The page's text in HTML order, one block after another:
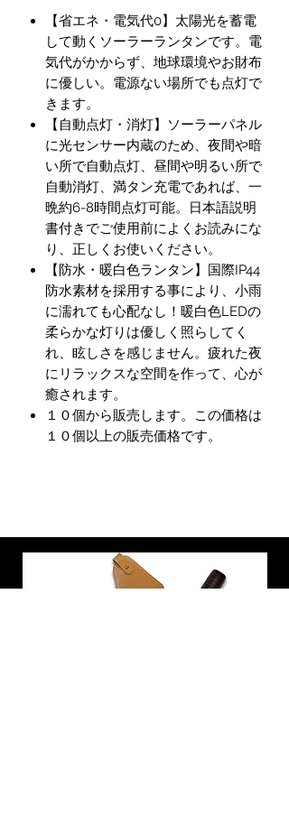
【省エネ・電気代0】太陽光を蓄電
して動くソーラーランタンです。電
気代がかからず、地球環境やお財布
に優しい。電源ない場所でも点灯で
きます。
【自動点灯・消灯】ソーラーパネル
に光センサー内蔵のため、夜間や暗
い所で自動点灯、昼間や明るい所で
自動消灯、満タン充電であれば、一
晩約6-8時間点灯可能。日本語説明
書付きでご使用前によくお読みにな
り、正しくお使いください。
【防水・暖白色ランタン】国際IP44
防水素材を採用する事により、小雨
に濡れても心配なし！暖白色LEDの
柔らかな灯りは優しく照らしてく
れ、眩しさを感じません。疲れた夜
にリラックスな空間を作って、心が
癒されます。
１０個から販売します。この価格は
１０個以上の販売価格です。